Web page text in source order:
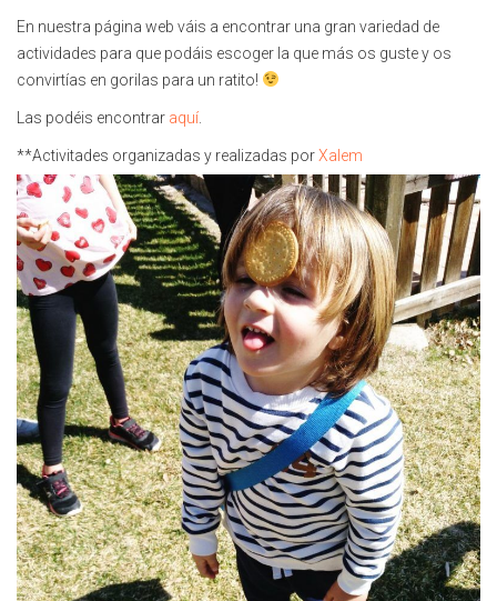
En nuestra página web váis a encontrar una gran variedad de
actividades para que podáis escoger la que más os guste y os
convirtías en gorilas para un ratito!
Las podéis encontrar aquí
**Activitades organizadas y realizadas porXalem